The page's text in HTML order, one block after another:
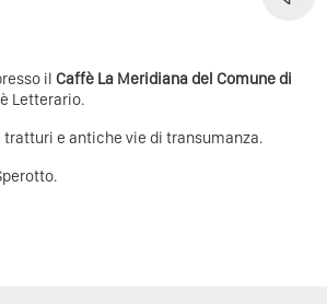
il Caffè La Meridiana del Comune di
Letterario.
e antiche vie di transumanza.